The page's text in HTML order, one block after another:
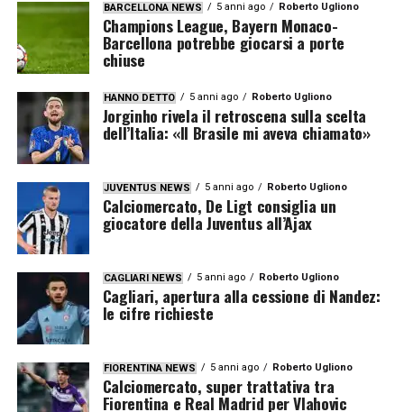
BARCELLONA NEWS 5 anni ago Roberto Ugliono
Champions League, Bayern Monaco-
Barcellona potrebbe giocarsi a porte
chiuse
HANNO DETTO 5 anni ago Roberto Ugliono
Jorginho rivela il retroscena sulla scelta
dell’Italia: «Il Brasile mi aveva chiamato»
JUVENTUS NEWS 5 anni ago Roberto Ugliono
Calciomercato, De Ligt consiglia un
giocatore della Juventus all’Ajax
CAGLIARI NEWS 5 anni ago Roberto Ugliono
Cagliari, apertura alla cessione di Nandez:
le cifre richieste
FIORENTINA NEWS 5 anni ago Roberto Ugliono
Calciomercato, super trattativa tra
Fiorentina e Real Madrid per Vlahovic